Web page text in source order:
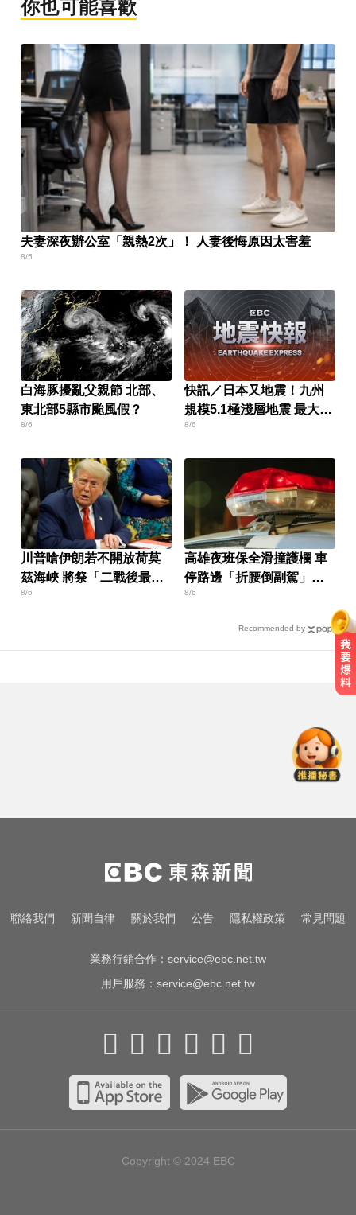
你也可能喜歡
夫妻深夜辦公室「親熱2次」！ 人妻後悔原因太害羞
8/5
白海豚擾亂父親節 北部、
東北部5縣市颱風假？
8/6
快訊／日本又地震！九州
規模5.1極淺層地震 最大震
度4級
8/6
川普嗆伊朗若不開放荷莫
茲海峽 將祭「二戰後最大
攻擊」
8/6
高雄夜班保全滑撞護欄 車
停路邊「折腰倒副駕」
亡！
8/6
Recommended by
震 股價重挫4%
MLB／李灝宇代打遭三振！老虎敗
給水手終止4連勝
高雄夜班保全滑撞護欄 車停路邊
聯絡我們 新聞自律 關於我們 公告 隱私權政策 常見問題
業務行銷合作： service@ebc.net.tw
用戶服務： service@ebc.net.tw
Copyright © 2024 EBC